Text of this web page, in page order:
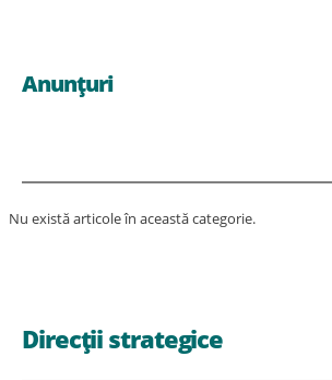
Anunțuri
Nu există articole în această categorie.
Direcții strategice